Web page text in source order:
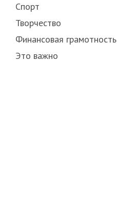
Спорт
Творчество
Финансовая грамотность
Это важно